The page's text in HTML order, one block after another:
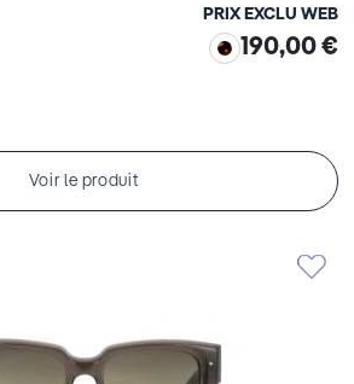
PRIX EXCLU WEB
190,00 €
Voir le produit